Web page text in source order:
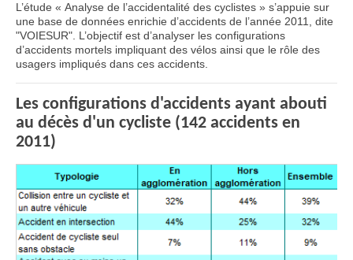
L’étude « Analyse de l’accidentalité des cyclistes » s’appuie sur
une base de données enrichie d’accidents de l’année 2011, dite
"VOIESUR". L’objectif est d’analyser les configurations
d’accidents mortels impliquant des vélos ainsi que le rôle des
usagers impliqués dans ces accidents.
Les configurations d'accidents ayant abouti
au décès d'un cycliste (142 accidents en
2011)